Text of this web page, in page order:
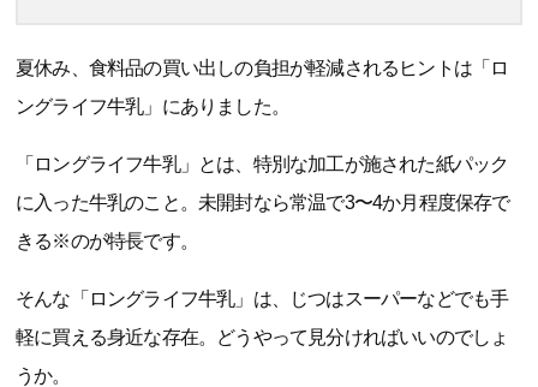
夏休み、食料品の買い出しの負担が軽減されるヒントは「ロ
ングライフ牛乳」にありました。
「ロングライフ牛乳」とは、特別な加工が施された紙パック
に入った牛乳のこと。未開封なら常温で3〜4か月程度保存で
きる※のが特長です。
そんな「ロングライフ牛乳」は、じつはスーパーなどでも手
軽に買える身近な存在。どうやって見分ければいいのでしょ
うか。